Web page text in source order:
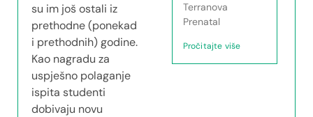
su im još ostali iz
prethodne (ponekad
i prethodnih) godine.
Kao nagradu za
uspješno polaganje
ispita studenti
dobivaju novu
Terranova
Prenatal
Pročitajte više